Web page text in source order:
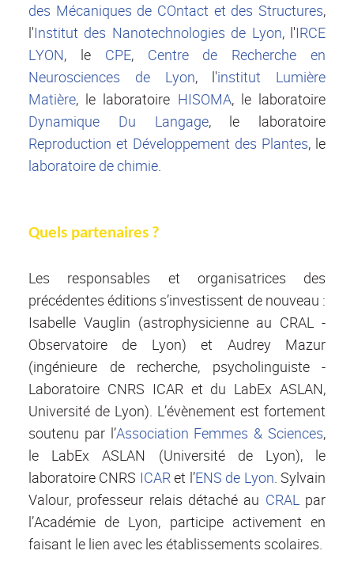
des Mécaniques de COntact et des Structures,
l'Institut des Nanotechnologies de Lyon, l'IRCE
LYON, le CPE, Centre de Recherche en
Neurosciences de Lyon, l'institut Lumière
Matière, le laboratoire HISOMA, le laboratoire
Dynamique Du Langage, le laboratoire
Reproduction et Développement des Plantes, le
laboratoire de chimie.
Quels partenaires ?
Les responsables et organisatrices des
précédentes éditions s’investissent de nouveau :
Isabelle Vauglin (astrophysicienne au CRAL -
Observatoire de Lyon) et Audrey Mazur
(ingénieure de recherche, psycholinguiste -
Laboratoire CNRS ICAR et du LabEx ASLAN,
Université de Lyon). L’évènement est fortement
soutenu par l’Association Femmes & Sciences,
le LabEx ASLAN (Université de Lyon), le
laboratoire CNRS ICARet l’ENS de Lyon. Sylvain
Valour, professeur relais détaché au CRALpar
l’Académie de Lyon, participe activement en
faisant le lien avec les établissements scolaires.